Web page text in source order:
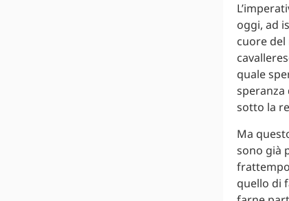
oggi, ad
cuore del
quale
speranza
sotto la
Ma
sono già
quello di